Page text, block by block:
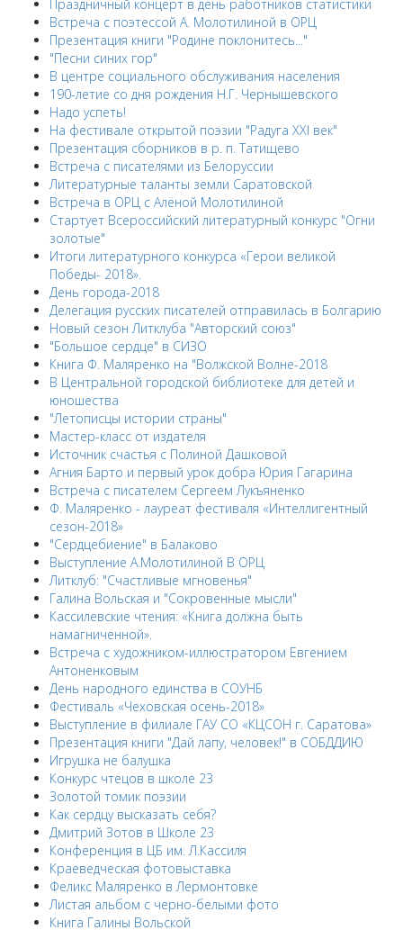
Праздничный концерт в день работников статистики
Встреча с поэтессой А. Молотилиной в ОРЦ
Презентация книги "Родине поклонитесь..."
"Песни синих гор"
В центре социального обслуживания населения
190-летие со дня рождения Н.Г. Чернышевского
Надо успеть!
На фестивале открытой поэзии "Радуга XXI век"
Презентация сборников в р. п. Татищево
Встреча с писателями из Белоруссии
Литературные таланты земли Саратовской
Встреча в ОРЦ с Алёной Молотилиной
Cтартует Всероссийский литературный конкурс "Огни
золотые"
Итоги литературного конкурса «Герои великой
Победы- 2018».
День города-2018
Делегация русских писателей отправилась в Болгарию
Новый сезон Литклуба "Авторский союз"
"Большое сердце" в СИЗО
Книга Ф. Маляренко на "Волжской Волне-2018
В Центральной городской библиотеке для детей и
юношества
"Летописцы истории страны"
Мастер-класс от издателя
Источник счастья с Полиной Дашковой
Агния Барто и первый урок добра Юрия Гагарина
Встреча с писателем Сергеем Лукъяненко
Ф. Маляренко - лауреат фестиваля «Интеллигентный
сезон-2018»
"Сердцебиение" в Балаково
Выступление А.Молотилиной В ОРЦ
Литклуб: "Счастливые мгновенья"
Галина Вольская и "Сокровенные мысли"
Кассилевские чтения: «Книга должна быть
намагниченной».
Встреча с художником-иллюстратором Евгением
Антоненковым
День народного единства в СОУНБ
Фестиваль «Чеховская осень-2018»
Выступление в филиале ГАУ СО «КЦСОН г. Саратова»
Презентация книги "Дай лапу, человек!" в СОБДДИЮ
Игрушка не балушка
Конкурс чтецов в школе 23
Золотой томик поэзии
Как сердцу высказать себя?
Дмитрий Зотов в Школе 23
Конференция в ЦБ им. Л.Кассиля
Краеведческая фотовыставка
Феликс Маляренко в Лермонтовке
Листая альбом с черно-белыми фото
Книга Галины Вольской